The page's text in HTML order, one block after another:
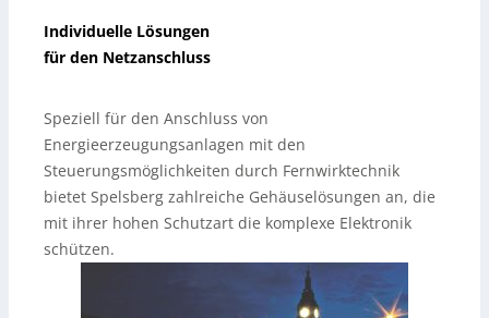
Individuelle Lösungen
für den Netzanschluss
Speziell für den Anschluss von
Energieerzeugungsanlagen mit den
Steuerungsmöglichkeiten durch Fernwirktechnik
bietet Spelsberg zahlreiche Gehäuselösungen an, die
mit ihrer hohen Schutzart die komplexe Elektronik
schützen.